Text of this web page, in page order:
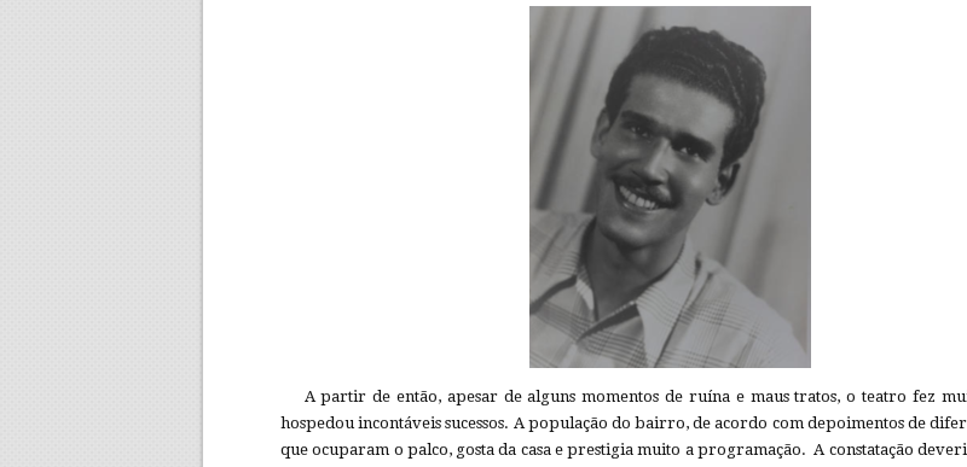
A partir de então, apesar de alguns momentos de ruína e maus tratos, o teatro fez
hospedou incontáveis sucessos. A população do bairro, de acordo com depoimentos de
que ocuparam o palco, gosta da casa e prestigia muito a programação. A constatação